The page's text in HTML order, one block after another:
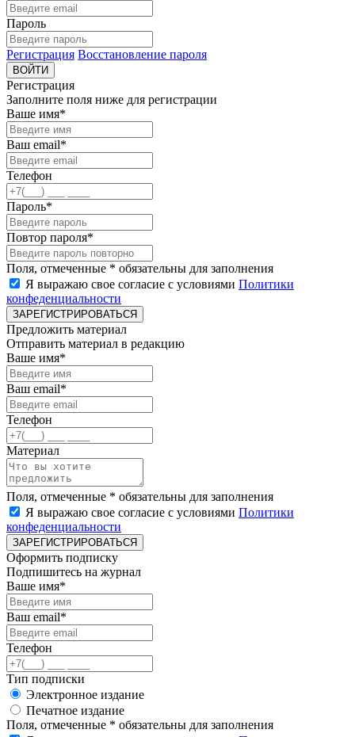
Пароль
Регистрация Восстановление пароля
ВОЙТИ
Регистрация
Заполните поля ниже для регистрации
Ваше имя*
Ваш email*
Телефон
Пароль*
Повтор пароля*
Поля, отмеченные * обязательны для заполнения
Я выражаю свое согласие с условиями Политики
конфеденциальности
ЗАРЕГИСТРИРОВАТЬСЯ
Предложить материал
Отправить материал в редакцию
Ваше имя*
Ваш email*
Телефон
Материал
Поля, отмеченные * обязательны для заполнения
Я выражаю свое согласие с условиями Политики
конфеденциальности
ЗАРЕГИСТРИРОВАТЬСЯ
Оформить подписку
Подпишитесь на журнал
Ваше имя*
Ваш email*
Телефон
Тип подписки
Электронное издание
Печатное издание
Поля, отмеченные * обязательны для заполнения